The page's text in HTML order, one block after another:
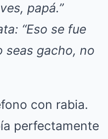
papá.”
“Eso se fue
seas gacho, no
con rabia.
perfectamente